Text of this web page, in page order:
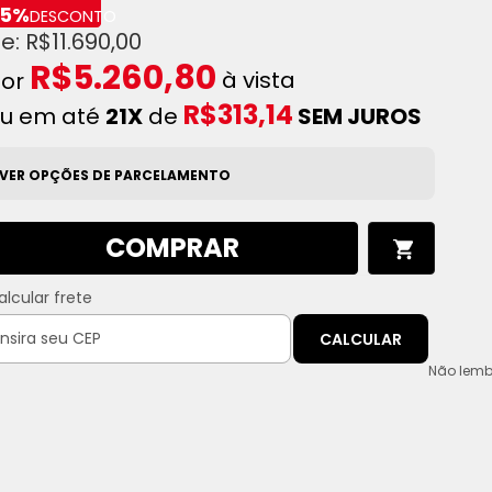
R$11.690,00
DESCONTO
R$5.260,80 à vista
em até 21Xde R$313,14 SEM JUROS
OPÇÕES DE PARCELAMENTO
COMPRAR
frete
CALCULAR
Não